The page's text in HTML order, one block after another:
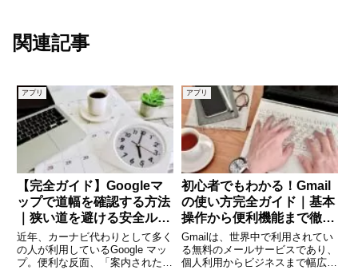
関連記事
アプリ
【完全ガイド】Googleマ
ップで道幅を確認する方法
｜狭い道を避ける安全ルー
トの探し方
近年、カーナビ代わりとして多く
の人が利用しているGoogle マッ
プ。便利な反面、「案内された道
アプリ
初心者でもわかる！Gmail
の使い方完全ガイド｜基本
操作から便利機能まで徹底
解説
Gmailは、世界中で利用されてい
る無料のメールサービスであり、
個人利用からビジネスまで幅広く